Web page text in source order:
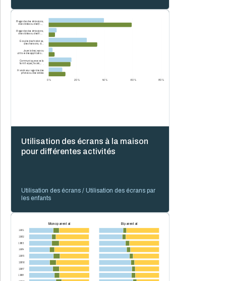
0 % 20 % 40 % 60 % 80 %
Regarder des émissions,
des vidéos ou des films
pour enfants
Regarder des émissions,
des vidéos ou des films
aux enfants
Écouter des histoires,
des chansons, des
comptines sur un écran
Jouer à des jeux ou
utiliser des applications
Communiquer avec la
famille (par Facetime,
Zoom, etc.)
Prendre ou regarder des
photos ou des vidéos
Utilisation des écrans à la maison
pour différentes activités
Utilisation des écrans / Utilisation des écrans par
les enfants
Monoparental
1981
1982
1983
1984
1985
1986
1987
1988
Biparental